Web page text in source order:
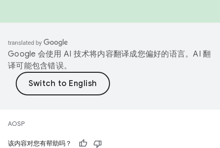
Google 会使用 AI 技术将内容翻译成您偏好的语言。AI 翻
译可能包含错误。
AOSP
该内容对您有帮助吗？